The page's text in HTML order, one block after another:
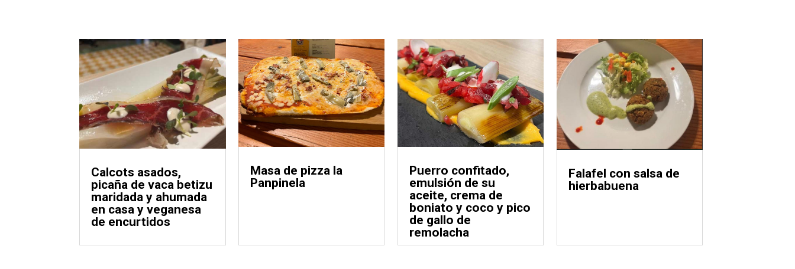
Calcots asados,
picaña de vaca betizu
maridada y ahumada
en casa y veganesa
de encurtidos
Masa de pizza la
Panpinela
Puerro confitado,
emulsión de su
aceite, crema de
boniato y coco y pico
de gallo de
remolacha
Falafel con salsa de
hierbabuena